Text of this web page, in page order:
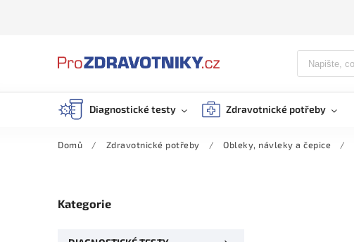
Diagnostické testy Zdravotnické potřeby
Domů / Zdravotnické potřeby / Obleky, návleky a čepice /
Kategorie